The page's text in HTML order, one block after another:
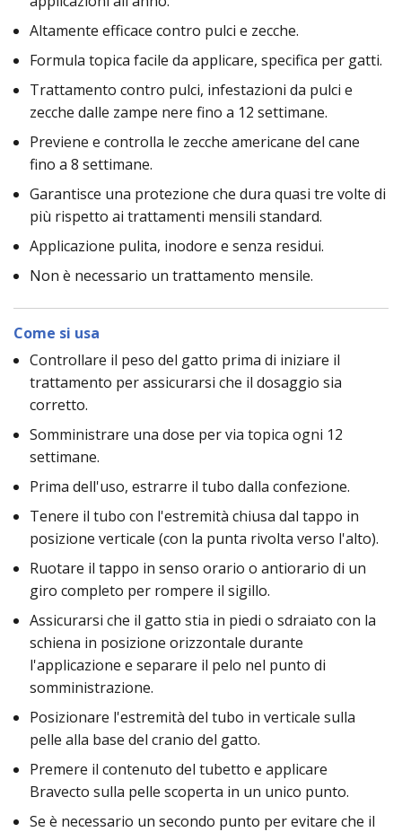
Altamente efficace contro pulci e zecche.
Formula topica facile da applicare, specifica per gatti.
Trattamento contro pulci, infestazioni da pulci e
zecche dalle zampe nere fino a 12 settimane.
Previene e controlla le zecche americane del cane
fino a 8 settimane.
Garantisce una protezione che dura quasi tre volte di
più rispetto ai trattamenti mensili standard.
Applicazione pulita, inodore e senza residui.
Non è necessario un trattamento mensile.
Come si usa
Controllare il peso del gatto prima di iniziare il
trattamento per assicurarsi che il dosaggio sia
corretto.
Somministrare una dose per via topica ogni 12
settimane.
Prima dell'uso, estrarre il tubo dalla confezione.
Tenere il tubo con l'estremità chiusa dal tappo in
posizione verticale (con la punta rivolta verso l'alto).
Ruotare il tappo in senso orario o antiorario di un
giro completo per rompere il sigillo.
Assicurarsi che il gatto stia in piedi o sdraiato con la
schiena in posizione orizzontale durante
l'applicazione e separare il pelo nel punto di
somministrazione.
Posizionare l'estremità del tubo in verticale sulla
pelle alla base del cranio del gatto.
Premere il contenuto del tubetto e applicare
Bravecto sulla pelle scoperta in un unico punto.
Se è necessario un secondo punto per evitare che il